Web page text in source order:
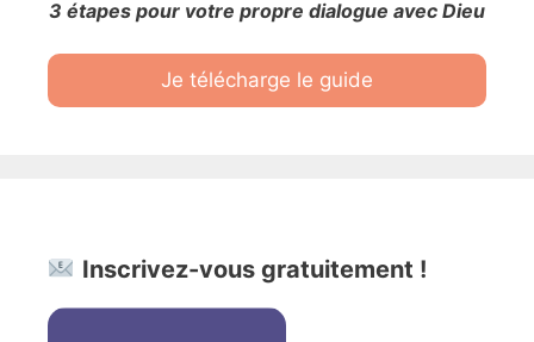
3 étapes pour votre propre dialogue avec Dieu
Je télécharge le guide
Inscrivez-vous gratuitement !